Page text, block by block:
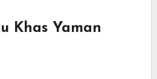
Khas Yaman